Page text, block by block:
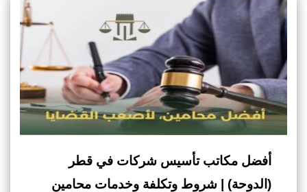
أفضل مكاتب تأسيس شركات في قطر
(الدوحة) | شروط وتكلفة وخدمات محامين